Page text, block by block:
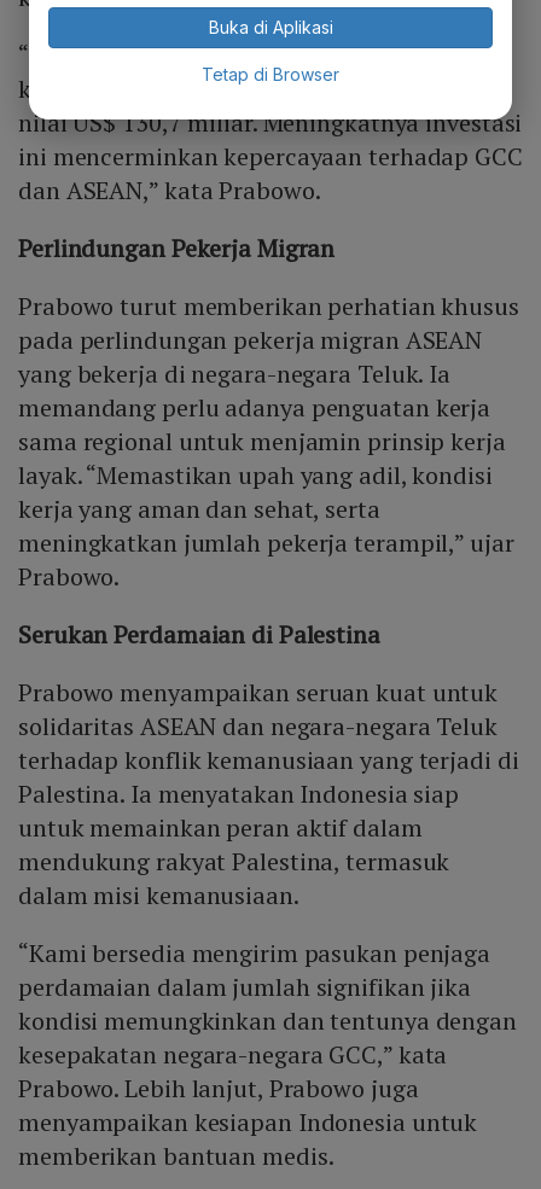
“GCC merupakan mitra dagang terbesar
ketujuh ASEAN pada tahun 2023, dengan
nilai US$ 130,7 miliar. Meningkatnya investasi
ini mencerminkan kepercayaan terhadap GCC
dan ASEAN,” kata Prabowo.
Perlindungan Pekerja Migran
Prabowo turut memberikan perhatian khusus
pada perlindungan pekerja migran ASEAN
yang bekerja di negara-negara Teluk. Ia
memandang perlu adanya penguatan kerja
sama regional untuk menjamin prinsip kerja
layak. “Memastikan upah yang adil, kondisi
kerja yang aman dan sehat, serta
meningkatkan jumlah pekerja terampil,” ujar
Prabowo.
Serukan Perdamaian di Palestina
Prabowo menyampaikan seruan kuat untuk
solidaritas ASEAN dan negara-negara Teluk
terhadap konflik kemanusiaan yang terjadi di
Palestina. Ia menyatakan Indonesia siap
untuk memainkan peran aktif dalam
mendukung rakyat Palestina, termasuk
dalam misi kemanusiaan.
“Kami bersedia mengirim pasukan penjaga
perdamaian dalam jumlah signifikan jika
kondisi memungkinkan dan tentunya dengan
kesepakatan negara-negara GCC,” kata
Prabowo. Lebih lanjut, Prabowo juga
menyampaikan kesiapan Indonesia untuk
memberikan bantuan medis.
Buka di Aplikasi
Tetap di Browser